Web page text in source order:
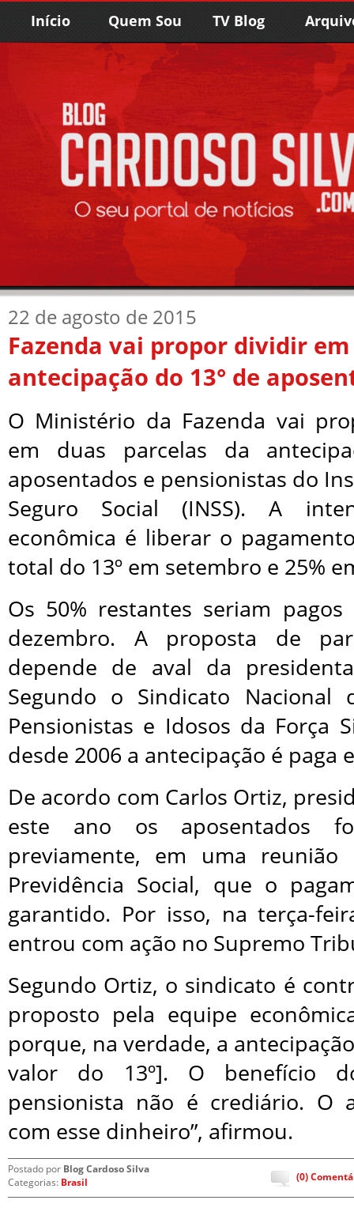
Início Quem Sou TV Blog
22 de agosto de 2015
Fazenda vai propor dividir
antecipação do 13° de
O Ministério da Fazenda vai
em duas parcelas da
aposentados e pensionistas do
Seguro Social (INSS). A
econômica é liberar o
total do 13º em setembro e 25%
Os 50% restantes seriam
dezembro. A proposta de
depende de aval da
Segundo o Sindicato Nacional
Pensionistas e Idosos da Força
desde 2006 a antecipação é paga
De acordo com Carlos Ortiz,
este ano os aposentados
previamente, em uma
Previdência Social, que o
garantido. Por isso, na terça-
entrou com ação no Supremo
Segundo Ortiz, o sindicato é
proposto pela equipe
porque, na verdade, a
valor do 13º]. O benefício
pensionista não é crediário. O
com esse dinheiro”, afirmou.
Postado por Blog Cardoso Silva
Categorias: Brasil (0)